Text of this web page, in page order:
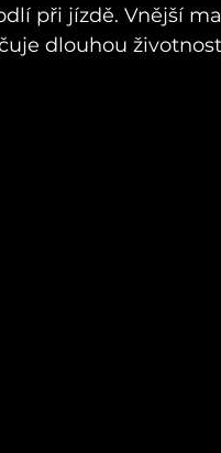
při jízdě. Vnější
dlouhou